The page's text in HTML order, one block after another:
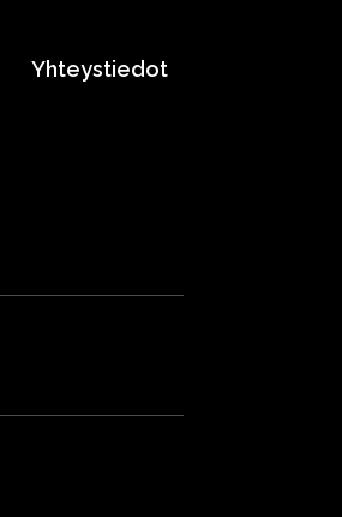
Yhteystiedot